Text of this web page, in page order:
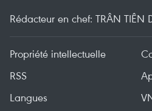
Rédacteur en chef: TRÂN TIÊN
Propriété intellectuelle
RSS
Langues